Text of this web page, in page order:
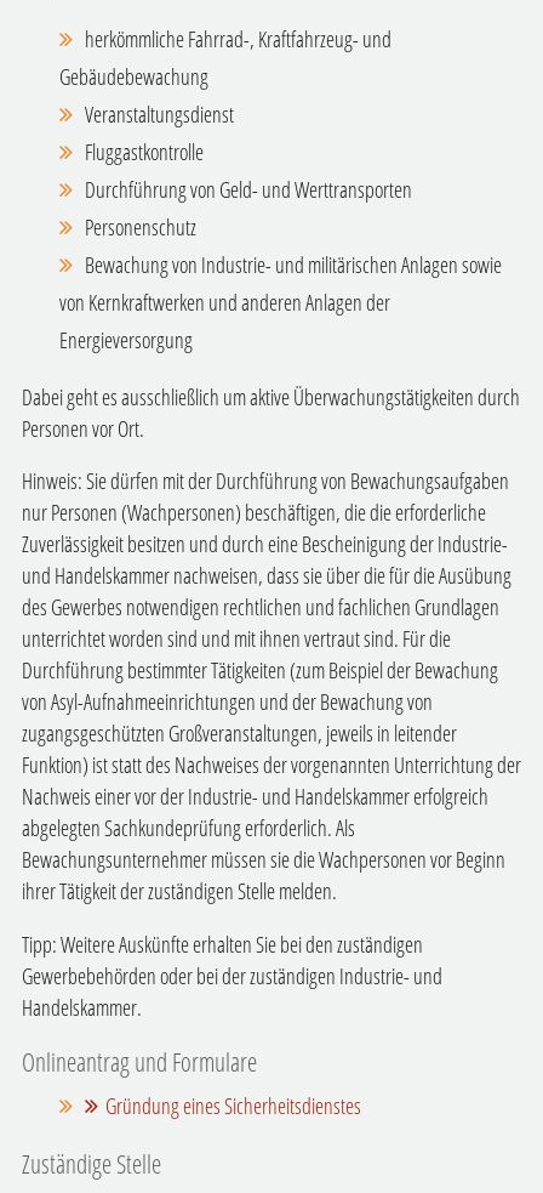
herkömmliche Fahrrad-, Kraftfahrzeug- und
Gebäudebewachung
Veranstaltungsdienst
Fluggastkontrolle
Durchführung von Geld- und Werttransporten
Personenschutz
Bewachung von Industrie- und militärischen Anlagen sowie
von Kernkraftwerken und anderen Anlagen der
Energieversorgung
Dabei geht es ausschließlich um aktive Überwachungstätigkeiten durch
Personen vor Ort.
Hinweis: Sie dürfen mit der Durchführung von Bewachungsaufgaben
nur Personen (Wachpersonen) beschäftigen, die die erforderliche
Zuverlässigkeit besitzen und durch eine Bescheinigung der Industrie-
und Handelskammer nachweisen, dass sie über die für die Ausübung
des Gewerbes notwendigen rechtlichen und fachlichen Grundlagen
unterrichtet worden sind und mit ihnen vertraut sind. Für die
Durchführung bestimmter Tätigkeiten (zum Beispiel der Bewachung
von Asyl-Aufnahmeeinrichtungen und der Bewachung von
zugangsgeschützten Großveranstaltungen, jeweils in leitender
Funktion) ist statt des Nachweises der vorgenannten Unterrichtung der
Nachweis einer vor der Industrie- und Handelskammer erfolgreich
abgelegten Sachkundeprüfung erforderlich.Als
Bewachungsunternehmer müssen sie die Wachpersonen vor Beginn
ihrer Tätigkeit der zuständigen Stelle melden.
Tipp:Weitere Auskünfte erhalten Sie bei den zuständigen
Gewerbebehörden oder bei der zuständigen Industrie- und
Handelskammer.
Onlineantrag und Formulare
Gründung eines Sicherheitsdienstes
Zuständige Stelle